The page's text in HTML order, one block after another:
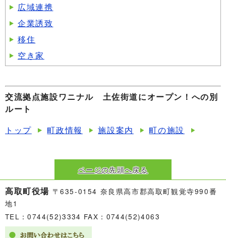
広域連携
企業誘致
移住
空き家
交流拠点施設ワニナル 土佐街道にオープン！への別
ルート
トップ
町政情報 施設案内 町の施設
ページの先頭へ戻る
高取町役場 〒635-0154 奈良県高市郡高取町観覚寺990番
地1
TEL：0744(52)3334 FAX：0744(52)4063